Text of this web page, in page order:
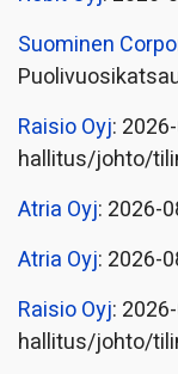
Suominen
Raisio Oyj:
hallitus/johto/
Atria Oyj: 2026-
Atria Oyj: 2026-
Raisio Oyj:
hallitus/johto/